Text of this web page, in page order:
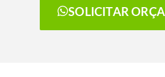
SOLICITAR